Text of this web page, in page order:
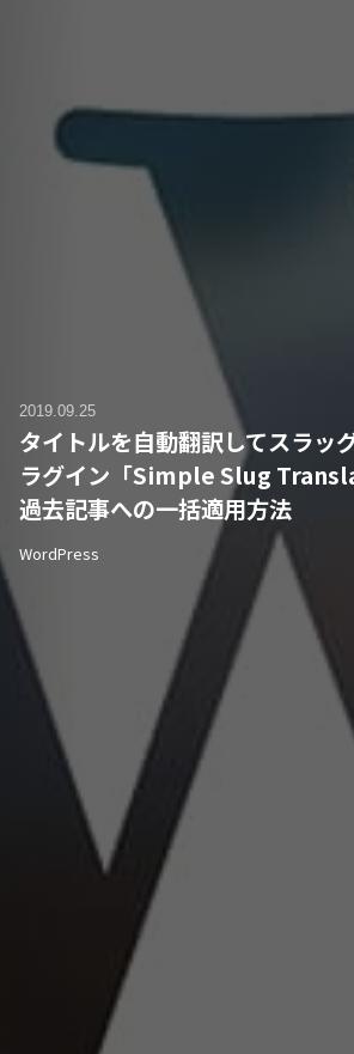
2019.09.25
タイトルを自動翻訳してスラッ
ラグイン「Simple Slug
過去記事への一括適用方法
WordPress